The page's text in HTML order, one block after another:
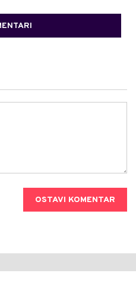
OSTAVI KOMENTAR